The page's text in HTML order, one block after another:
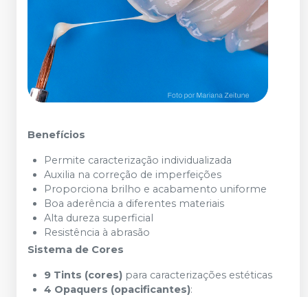
Benefícios
Permite caracterização individualizada
Auxilia na correção de imperfeições
Proporciona brilho e acabamento uniforme
Boa aderência a diferentes materiais
Alta dureza superficial
Resistência à abrasão
Sistema de Cores
9 Tints (cores) para caracterizações estéticas
4 Opaquers (opacificantes):